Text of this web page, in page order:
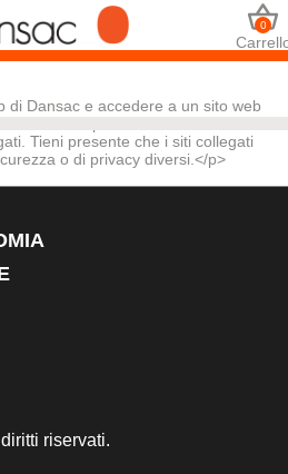
0
di Dansac e accedere a un sito web
Tieni presente che i siti collegati
o di privacy diversi.</p>
riservati.